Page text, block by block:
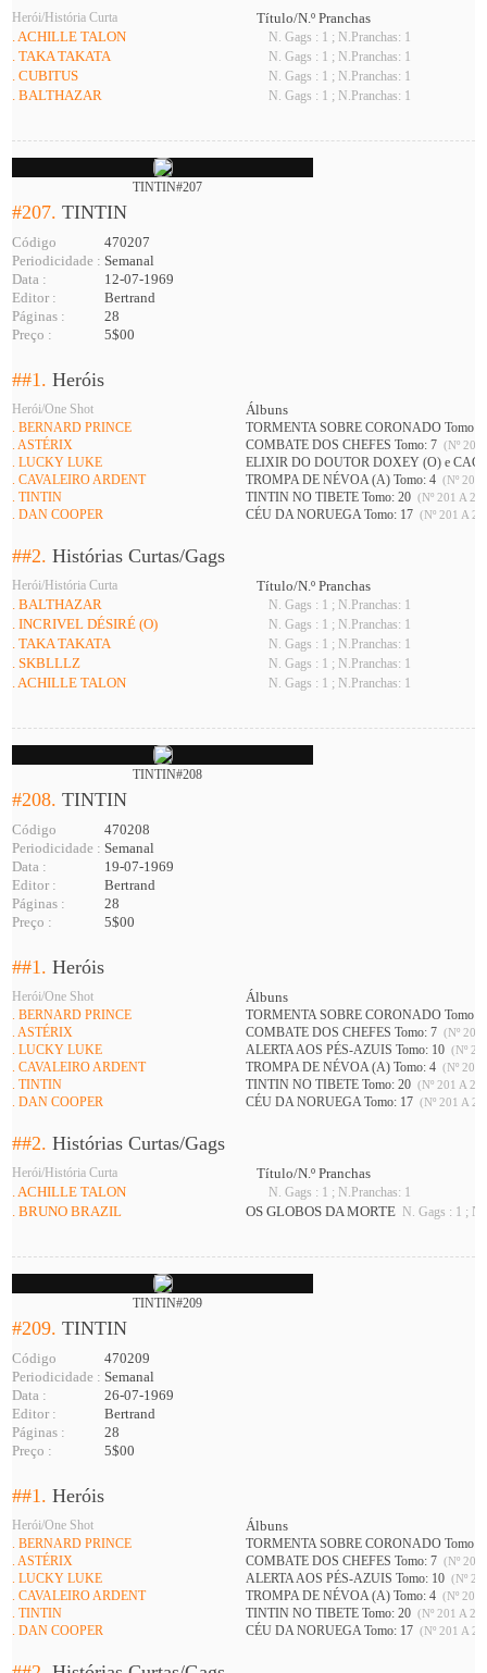
Herói/História Curta
Título/N.º Pranchas
. ACHILLE TALON
N. Gags : 1 ; N.Pranchas: 1
. TAKA TAKATA N. Gags : 1 ; N.Pranchas: 1
. CUBITUS N. Gags : 1 ; N.Pranchas: 1
. BALTHAZAR N. Gags : 1 ; N.Pranchas: 1
TINTIN#207
#207.TINTIN
Código
470207
Periodicidade : Semanal
Data :
12-07-1969
Editor :
Bertrand
Páginas :
28
Preço :
5$00
##1.Heróis
Herói/One Shot Álbuns
. BERNARD PRINCE
TORMENTA SOBRE CORONADO Tomo:
. ASTÉRIX
COMBATE DOS CHEFES Tomo: 7 (Nº 201
. LUCKY LUKE
ELIXIR DO DOUTOR DOXEY (O) e
. CAVALEIRO ARDENT
TROMPA DE NÉVOA (A) Tomo: 4 (Nº 201
. TINTIN TINTIN NO TIBETE Tomo: 20 (Nº 201 A
. DAN COOPER CÉU DA NORUEGA Tomo: 17 (Nº 201 A
##2.Histórias Curtas/Gags
Herói/História Curta
Título/N.º Pranchas
. BALTHAZAR
N. Gags : 1 ; N.Pranchas: 1
. INCRIVEL DÉSIRÉ (O) N. Gags : 1 ; N.Pranchas: 1
. TAKA TAKATA N. Gags : 1 ; N.Pranchas: 1
. SKBLLLZ N. Gags : 1 ; N.Pranchas: 1
. ACHILLE TALON N. Gags : 1 ; N.Pranchas: 1
TINTIN#208
#208.TINTIN
Código
470208
Periodicidade : Semanal
Data :
19-07-1969
Editor :
Bertrand
Páginas :
28
Preço :
5$00
##1.Heróis
Herói/One Shot Álbuns
. BERNARD PRINCE
TORMENTA SOBRE CORONADO Tomo:
. ASTÉRIX
COMBATE DOS CHEFES Tomo: 7 (Nº 201
. LUCKY LUKE ALERTA AOS PÉS-AZUIS Tomo: 10 (Nº
. CAVALEIRO ARDENT TROMPA DE NÉVOA (A) Tomo: 4 (Nº 201
. TINTIN TINTIN NO TIBETE Tomo: 20 (Nº 201 A
. DAN COOPER CÉU DA NORUEGA Tomo: 17 (Nº 201 A
##2.Histórias Curtas/Gags
Herói/História Curta
Título/N.º Pranchas
. ACHILLE TALON
N. Gags : 1 ; N.Pranchas: 1
. BRUNO BRAZIL OS GLOBOS DA MORTE N. Gags : 1 ;
TINTIN#209
#209.TINTIN
Código
470209
Periodicidade : Semanal
Data :
26-07-1969
Editor :
Bertrand
Páginas :
28
Preço :
5$00
##1.Heróis
Herói/One Shot Álbuns
. BERNARD PRINCE
TORMENTA SOBRE CORONADO Tomo:
. ASTÉRIX
COMBATE DOS CHEFES Tomo: 7 (Nº 201
. LUCKY LUKE ALERTA AOS PÉS-AZUIS Tomo: 10 (Nº
. CAVALEIRO ARDENT TROMPA DE NÉVOA (A) Tomo: 4 (Nº 201
. TINTIN TINTIN NO TIBETE Tomo: 20 (Nº 201 A
. DAN COOPER CÉU DA NORUEGA Tomo: 17 (Nº 201 A